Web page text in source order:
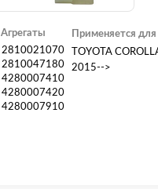
Агрегаты
2810021070
2810047180
4280007410
4280007420
4280007910
Применяется для
TOYOTA
2015-->